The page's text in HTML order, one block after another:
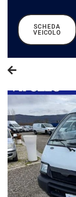
SCHEDA
VEICOLO